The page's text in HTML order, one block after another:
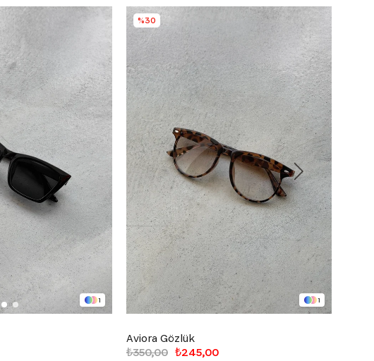
1 1
Aviora Gözlük
₺245,00
₺350,00
%30